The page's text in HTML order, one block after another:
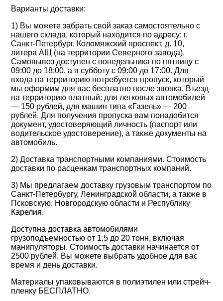
Варианты доставки:
1) Вы можете забрать свой заказ самостоятельно с
нашего склада, который находится по адресу: г.
Санкт-Петербург, Коломяжский проспект, д. 10,
литера АЩ (на территории Северного завода).
Самовывоз доступен с понедельника по пятницу с
09:00 до 18:00, а в субботу с 09:00 до 17:00. Для
входа на территорию потребуется пропуск, который
мы оформим для вас бесплатно после звонка. Въезд
на территорию платный: для легковых автомобилей
— 150 рублей, для машин типа «Газель» — 200
рублей. Для получения пропуска вам понадобится
документ, удостоверяющий личность (паспорт или
водительское удостоверение), а также документы на
автомобиль.
2) Доставка транспортными компаниями. Стоимость
доставки по расценкам транспортных компаний.
3) Мы предлагаем доставку грузовым транспортом по
Санкт-Петербургу, Ленинградской области, а также в
Псковскую, Новгородскую области и Республику
Карелия.
Доступна доставка автомобилями
грузоподъемностью от 1,5 до 20 тонн, включая
манипуляторы. Стоимость доставки начинается от
2500 рублей. Вы можете выбрать удобное для вас
время и день доставки.
Материалы упаковываются в полиэтилен или стрейч-
пленку БЕСПЛАТНО.